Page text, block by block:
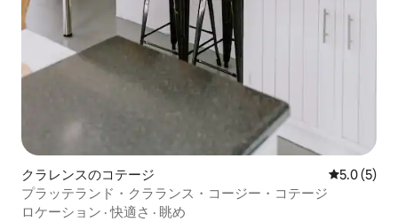
クラレンスのコテージ レビュー5
5.0 (5)
プラッテランド・クラランス・コージー・コテージ
ロケーション ·快適さ · 眺め